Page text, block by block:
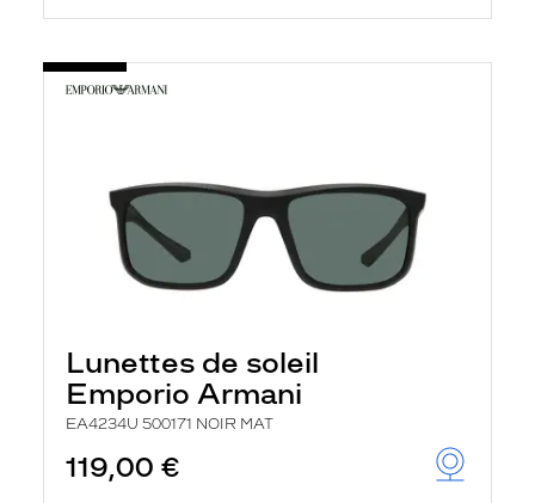
Lunettes de soleil
Emporio Armani
EA4234U 500171 NOIR MAT
119,00 €